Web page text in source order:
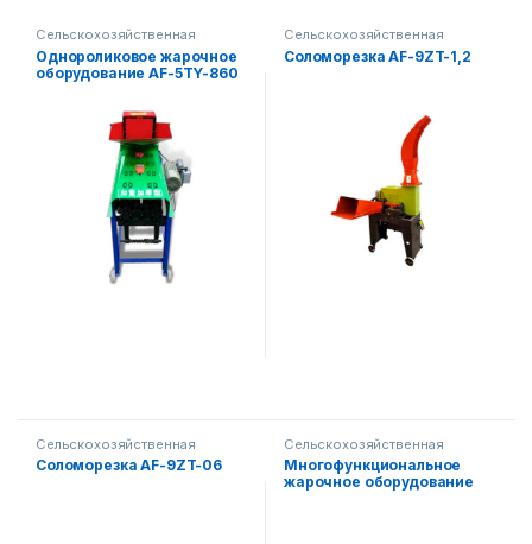
Сельскохозяйственная
техника
Однороликовое жарочное
оборудование AF-5TY-860
Сельскохозяйственная
техника
Соломорезка AF-9ZT-1,2
Сельскохозяйственная
техника
Соломорезка AF-9ZT-06
Сельскохозяйственная
техника
Многофункциональное
жарочное оборудование